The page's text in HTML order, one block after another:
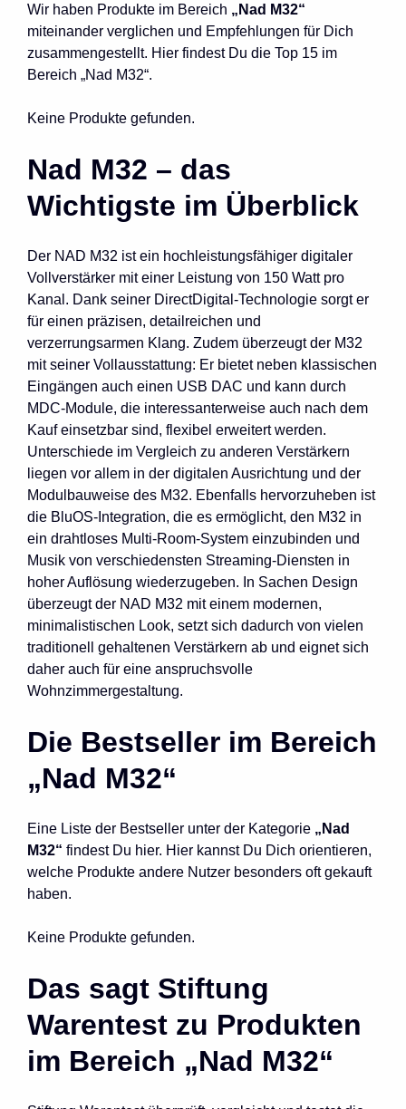
Wir haben Produkte im Bereich „Nad M32“
miteinander verglichen und Empfehlungen für Dich
zusammengestellt. Hier findest Du die Top 15 im
Bereich „Nad M32“.
Keine Produkte gefunden.
Nad M32 – das
Wichtigste im Überblick
Der NAD M32 ist ein hochleistungsfähiger digitaler
Vollverstärker mit einer Leistung von 150 Watt pro
Kanal. Dank seiner DirectDigital-Technologie sorgt er
für einen präzisen, detailreichen und
verzerrungsarmen Klang. Zudem überzeugt der M32
mit seiner Vollausstattung: Er bietet neben klassischen
Eingängen auch einen USB DAC und kann durch
MDC-Module, die interessanterweise auch nach dem
Kauf einsetzbar sind, flexibel erweitert werden.
Unterschiede im Vergleich zu anderen Verstärkern
liegen vor allem in der digitalen Ausrichtung und der
Modulbauweise des M32. Ebenfalls hervorzuheben ist
die BluOS-Integration, die es ermöglicht, den M32 in
ein drahtloses Multi-Room-System einzubinden und
Musik von verschiedensten Streaming-Diensten in
hoher Auflösung wiederzugeben. In Sachen Design
überzeugt der NAD M32 mit einem modernen,
minimalistischen Look, setzt sich dadurch von vielen
traditionell gehaltenen Verstärkern ab und eignet sich
daher auch für eine anspruchsvolle
Wohnzimmergestaltung.
Die Bestseller im Bereich
„Nad M32“
Eine Liste der Bestseller unter der Kategorie „Nad
M32“ findest Du hier. Hier kannst Du Dich orientieren,
welche Produkte andere Nutzer besonders oft gekauft
haben.
Keine Produkte gefunden.
Das sagt Stiftung
Warentest zu Produkten
im Bereich „Nad M32“